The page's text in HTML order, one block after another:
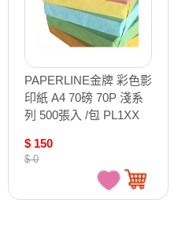
PAPERLINE金牌 彩色影
印紙 A4 70磅 70P 淺系
列 500張入 /包 PL1XX
$ 150
$ 0